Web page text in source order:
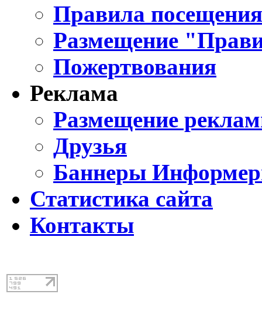
Правила
Размещение
Пожертвования
Реклама
Размещение
Друзья
Баннеры
Статистика сайта
Контакты